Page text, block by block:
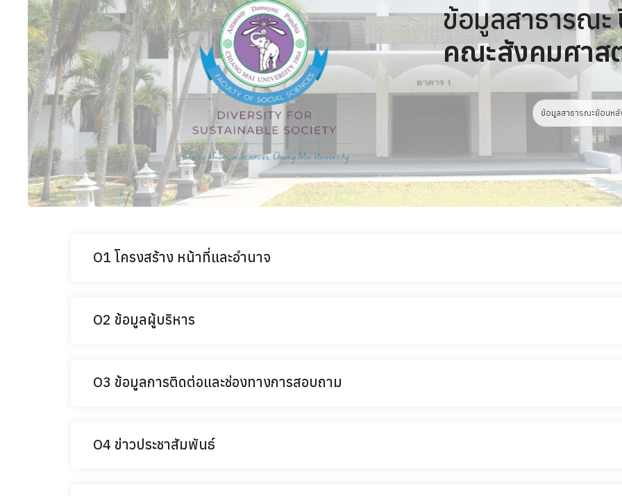
ข้อมูลสาธารณะ
คณะสังคมศาส
O1 โครงสร้าง หน้าที่และอำนาจ
O2 ข้อมูลผู้บริหาร
O3 ข้อมูลการติดต่อและช่องทางการสอบถาม
O4 ข่าวประชาสัมพันธ์